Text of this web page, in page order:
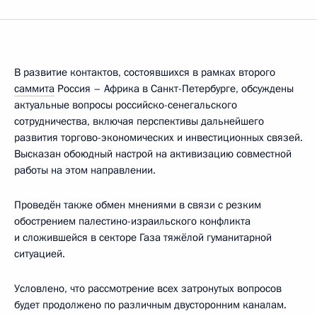
В развитие контактов, состоявшихся в рамках второго
саммита Россия – Африка в Санкт-Петербурге, обсуждены
актуальные вопросы российско-сенегальского
сотрудничества, включая перспективы дальнейшего
развития торгово-экономических и инвестиционных связей.
Высказан обоюдный настрой на активизацию совместной
работы на этом направлении.
Проведён также обмен мнениями в связи с резким
обострением палестино-израильского конфликта
и сложившейся в секторе Газа тяжёлой гуманитарной
ситуацией.
Условлено, что рассмотрение всех затронутых вопросов
будет продолжено по различным двусторонним каналам.